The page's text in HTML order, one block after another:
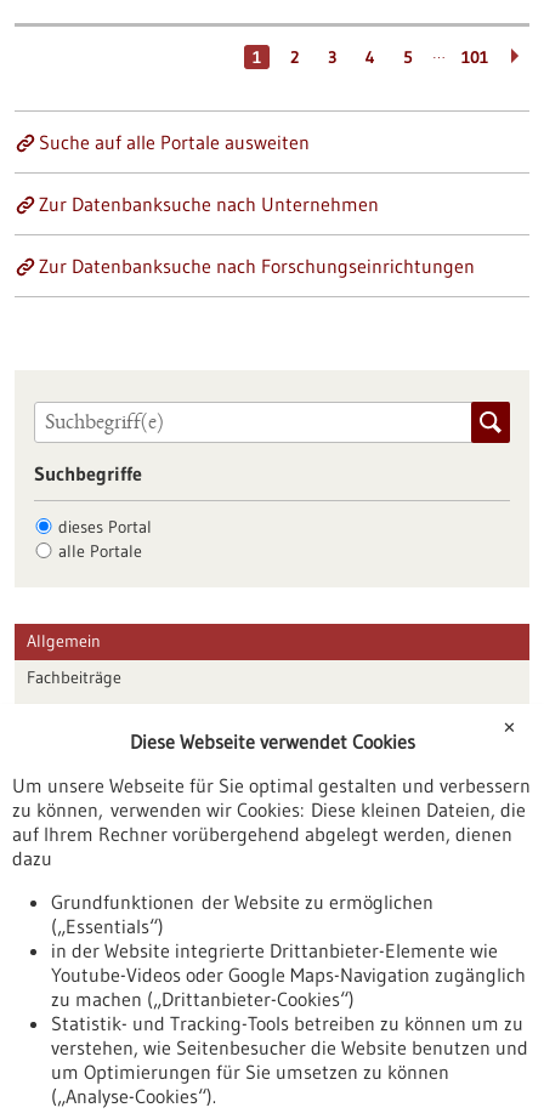
1 2 3 4 5 … 101
Suche auf alle Portale ausweiten
Zur Datenbanksuche nach Unternehmen
Zur Datenbanksuche nach Forschungseinrichtungen
Suchbegriffe
dieses Portal
alle Portale
Allgemein
Fachbeiträge
Veranstaltungen
Erscheinungsdatum
Nach oben
✕
Diese Webseite verwendet Cookies
Um unsere Webseite für Sie optimal gestalten und verbessern
zu können, verwenden wir Cookies: Diese kleinen Dateien, die
auf Ihrem Rechner vorübergehend abgelegt werden, dienen
dazu
Grundfunktionen der Website zu ermöglichen
(„Essentials“)
in der Website integrierte Drittanbieter-Elemente wie
Youtube-Videos oder Google Maps-Navigation zugänglich
zu machen („Drittanbieter-Cookies“)
Statistik- und Tracking-Tools betreiben zu können um zu
verstehen, wie Seitenbesucher die Website benutzen und
um Optimierungen für Sie umsetzen zu können
(„Analyse-Cookies“).